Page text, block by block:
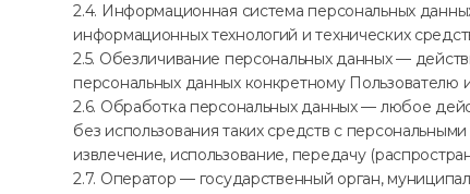
2.4. Информационная система персональных
информационных технологий и технических
2.5. Обезличивание персональных данных —
персональных данных конкретному Пользователю
2.6. Обработка персональных данных — любое
без использования таких средств с
извлечение, использование, передачу
2.7. Оператор — государственный орган,